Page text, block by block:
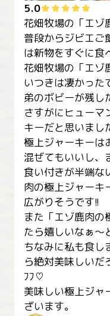
5.0
花畑牧場の「エゾ
普段からジビエご
は新物をすぐに食
花畑牧場の「エゾ
いつきは凄かった
弟のボビーが残し
さすがにヒューマ
キーだと思いまし
極上ジャーキーは
混ぜてもいいし、
食い付きが半端な
肉の極上ジャーキ
広がりそうです!!
また「エゾ鹿肉の
たら嬉しいなぁ
ちなみに私も食し
ら絶対美味しいだ
ﾌﾌ♡
美味しい極上ジャ
ざいます。